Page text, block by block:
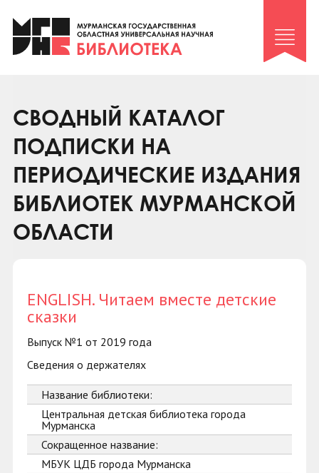
Клуб «Гиря и сельдерей»
Клуб «Семейный архив»
Коллегам
Контакты
СВОДНЫЙ КАТАЛОГ
ПОДПИСКИ НА
ПЕРИОДИЧЕСКИЕ ИЗДАНИЯ
БИБЛИОТЕК МУРМАНСКОЙ
ОБЛАСТИ
ENGLISH. Читаем вместе детские
сказки
Выпуск №1 от 2019 года
Сведения о держателях
Название библиотеки:
Центральная детская библиотека города
Мурманска
Сокращенное название:
МБУК ЦДБ города Мурманска